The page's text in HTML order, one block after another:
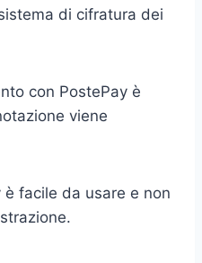
di cifratura dei
con PostePay è
viene
è facile da usare e non